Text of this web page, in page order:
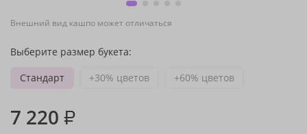
Внешний вид кашпо может отличаться
Выберите размер букета:
Стандарт
+30% цветов +60% цветов
7 220 ₽